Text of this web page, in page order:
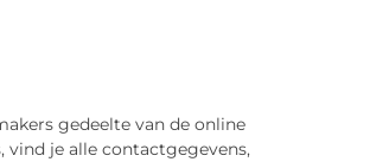
gedeelte van de online
vind je alle contactgegevens,